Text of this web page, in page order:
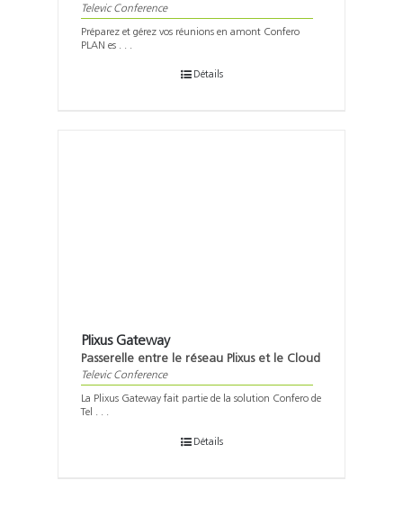
Televic Conference
Préparez et gérez vos réunions en amont Confero
PLAN es . . .
Détails
Plixus Gateway
Passerelle entre le réseau Plixus et le Cloud
Televic Conference
La Plixus Gateway fait partie de la solution Confero de
Tel . . .
Détails